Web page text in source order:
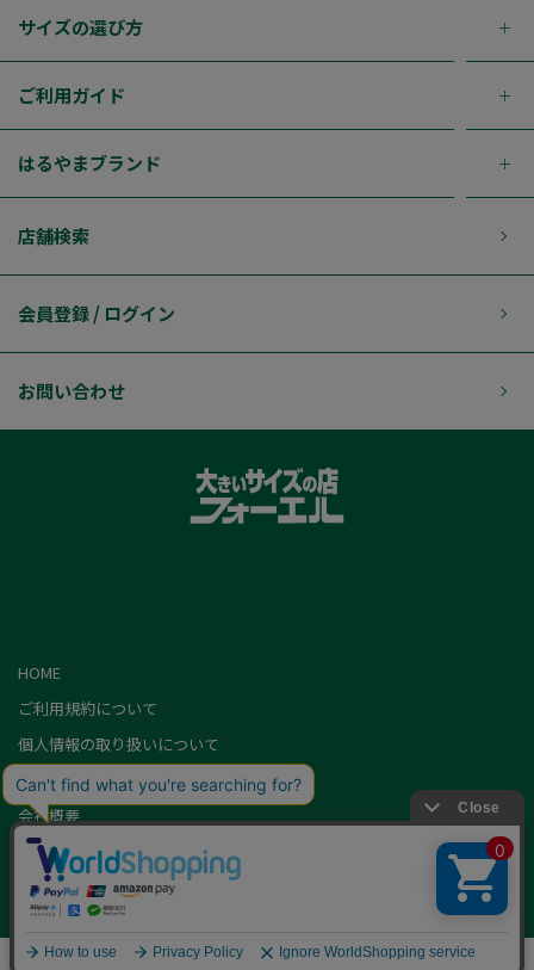
サイズの選び方
ご利用ガイド
はるやまブランド
店舗検索
会員登録 / ログイン
お問い合わせ
HOME
ご利用規約について
個人情報の取り扱いについて
特定商取引に基づく表記
会社概要
カード会員（情報変更/ポイント照会）
お問い合わせ
Copyright,FOEL All rights Reserved.